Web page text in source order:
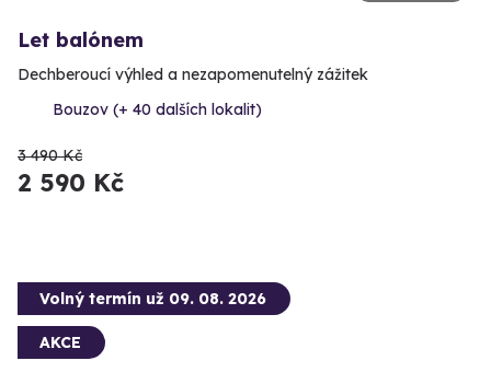
Let balónem
Dechberoucí výhled a nezapomenutelný zážitek
Bouzov (+ 40 dalších lokalit)
3 490 Kč
2 590 Kč
Volný termín už 09. 08. 2026
AKCE